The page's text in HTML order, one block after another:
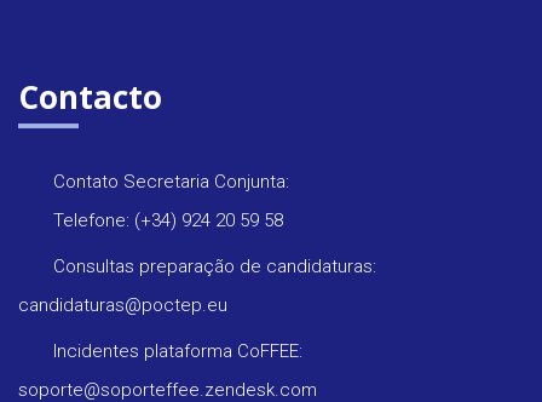
Contacto
Contato Secretaria Conjunta:
Telefone: (+34) 924 20 59 58
Consultas preparação de candidaturas:
candidaturas@poctep.eu
Incidentes plataforma CoFFEE:
soporte@soporteffee.zendesk.com